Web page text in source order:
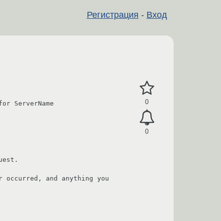
Регистрация - Вход
0
0
ServerName
and anything you